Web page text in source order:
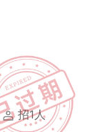
招1人